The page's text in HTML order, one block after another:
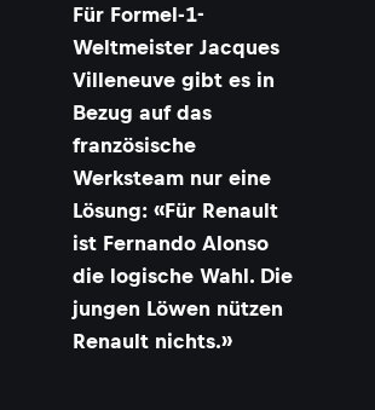
​Für Formel-1-
Weltmeister Jacques
Villeneuve gibt es in
Bezug auf das
französische
Werksteam nur eine
Lösung: «Für Renault
ist Fernando Alonso
die logische Wahl. Die
jungen Löwen nützen
Renault nichts.»